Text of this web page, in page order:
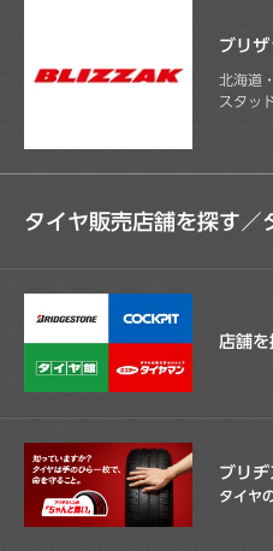
ブリザ
北海道
スタッ
タイヤ販売店舗を探す／
店舗を
ブリ
タイヤ